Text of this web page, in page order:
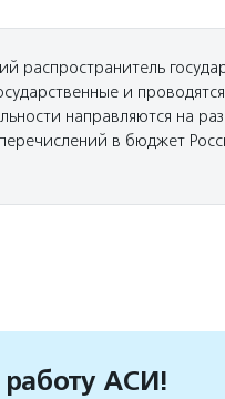
распространитель
и
направляются на
в бюджет
АСИ!